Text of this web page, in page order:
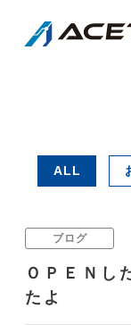
ALL
ブログ
ＯＰＥＮし
たよ